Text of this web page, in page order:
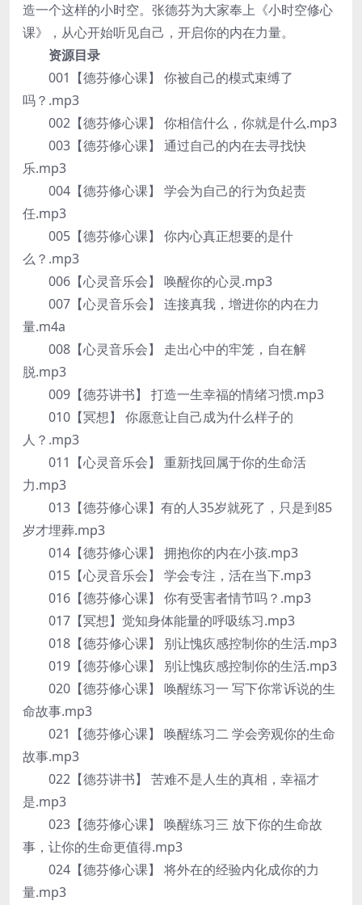
造一个这样的小时空。张德芬为大家奉上《小时空修心
课》，从心开始听见自己，开启你的内在力量。
资源目录
001【德芬修心课】 你被自己的模式束缚了
吗？.mp3
002【德芬修心课】 你相信什么，你就是什么.mp3
003【德芬修心课】 通过自己的内在去寻找快
乐.mp3
004【德芬修心课】 学会为自己的行为负起责
任.mp3
005【德芬修心课】 你内心真正想要的是什
么？.mp3
006【心灵音乐会】 唤醒你的心灵.mp3
007【心灵音乐会】 连接真我，增进你的内在力
量.m4a
008【心灵音乐会】 走出心中的牢笼，自在解
脱.mp3
009【德芬讲书】 打造一生幸福的情绪习惯.mp3
010【冥想】 你愿意让自己成为什么样子的
人？.mp3
011【心灵音乐会】 重新找回属于你的生命活
力.mp3
013【德芬修心课】有的人35岁就死了，只是到85
岁才埋葬.mp3
014【德芬修心课】 拥抱你的内在小孩.mp3
015【心灵音乐会】 学会专注，活在当下.mp3
016【德芬修心课】 你有受害者情节吗？.mp3
017【冥想】觉知身体能量的呼吸练习.mp3
018【德芬修心课】 别让愧疚感控制你的生活.mp3
019【德芬修心课】 别让愧疚感控制你的生活.mp3
020【德芬修心课】 唤醒练习一 写下你常诉说的生
命故事.mp3
021【德芬修心课】 唤醒练习二 学会旁观你的生命
故事.mp3
022【德芬讲书】 苦难不是人生的真相，幸福才
是.mp3
023【德芬修心课】 唤醒练习三 放下你的生命故
事，让你的生命更值得.mp3
024【德芬修心课】 将外在的经验内化成你的力
量.mp3